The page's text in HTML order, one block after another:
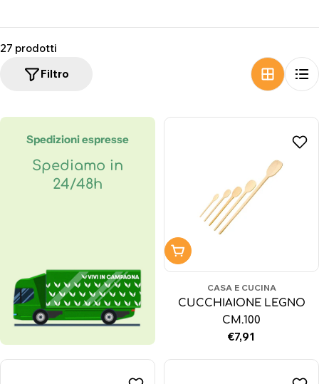
:
27 prodotti
Filtro
Spedizioni espresse
Spediamo in
24/48h
Aggiungi al carrello
CASA E CUCINA
CUCCHIAIONE LEGNO
CM.100
Prezzo
€7,91